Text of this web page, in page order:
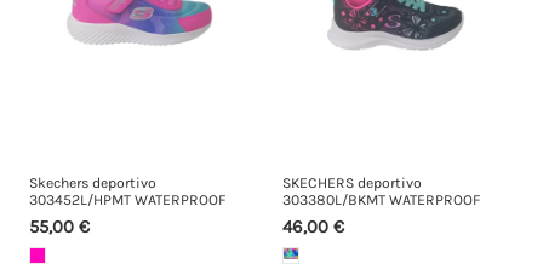
Skechers deportivo
303452L/HPMT WATERPROOF
55,00 €
SKECHERS deportivo
303380L/BKMT WATERPROOF
46,00 €